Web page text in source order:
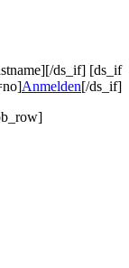
ds_if] [ds_if
Anmelden[/ds_if]